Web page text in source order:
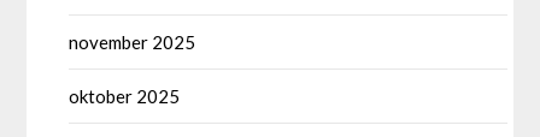
november 2025
oktober 2025